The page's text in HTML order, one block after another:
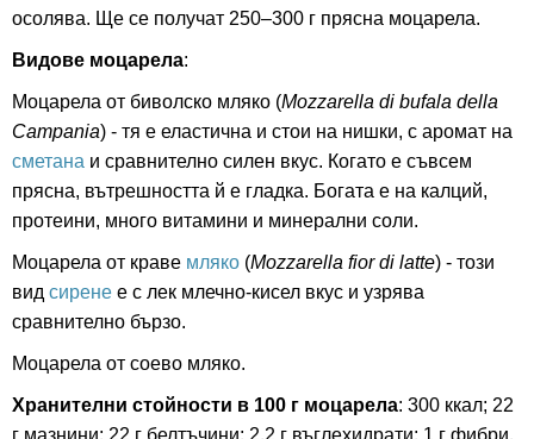
осолява. Ще се получат 250–300 г прясна моцарела.
Видове моцарела:
Моцарела от биволско мляко (Mozzarella di bufala della
Campania) - тя е еластична и стои на нишки, с аромат на
сметана и сравнително силен вкус. Когато е съвсем
прясна, вътрешността й е гладка. Богата е на калций,
протеини, много витамини и минерални соли.
Моцарела от краве мляко (Mozzarella fior di latte) - този
вид сирене е с лек млечно-кисел вкус и узрява
сравнително бързо.
Моцарела от соево мляко.
Хранителни стойности в 100 г моцарела: 300 ккал; 22
г мазнини; 22 г белтъчини; 2,2 г въглехидрати; 1 г фибри.